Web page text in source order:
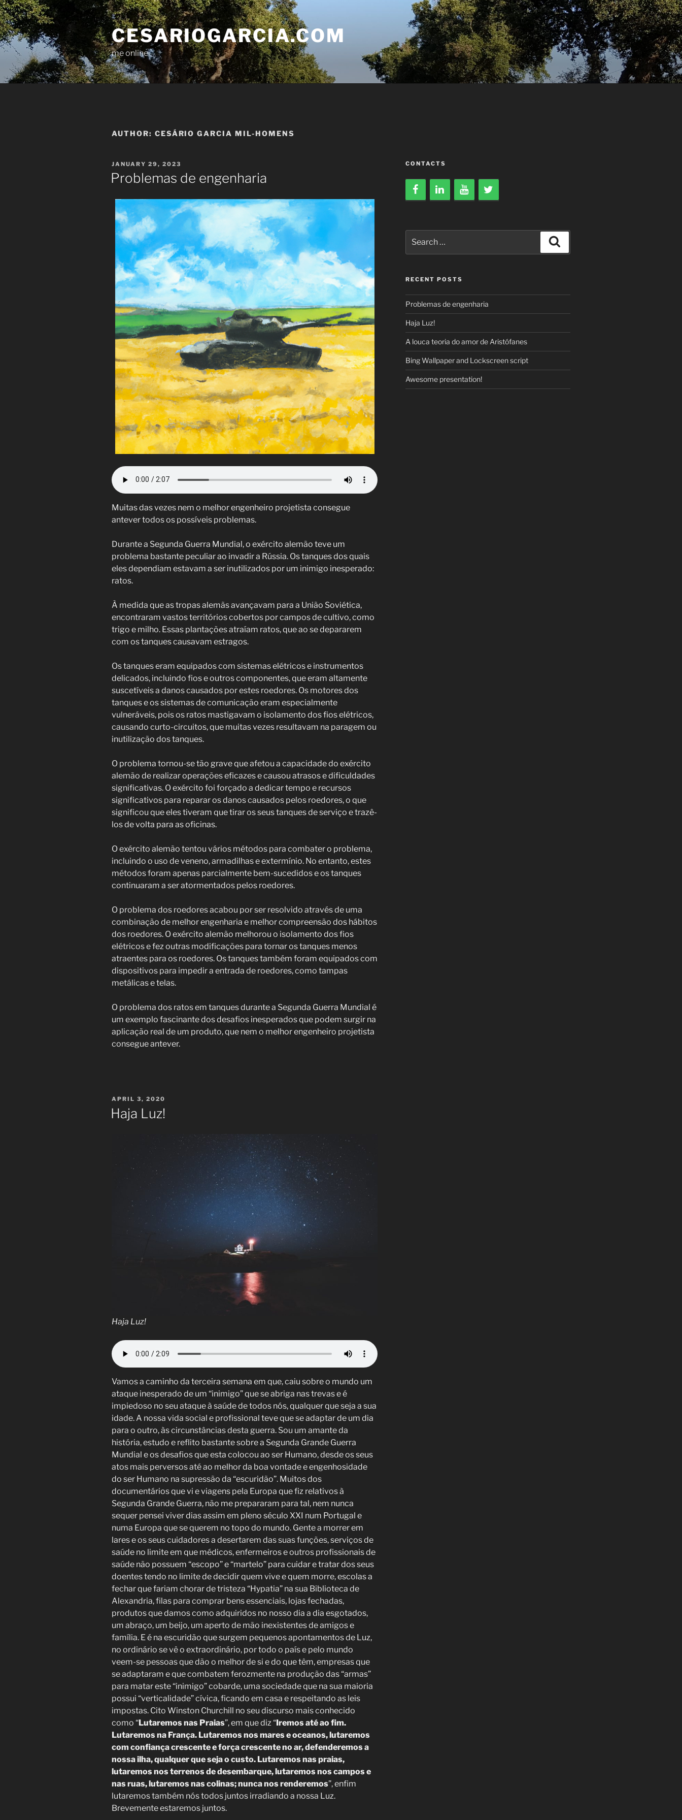
Skip
to
content
CESARIOGARCIA.COM
me online
AUTHOR: CESÁRIO GARCIA MIL-HOMENS
POSTED
ON
JANUARY 29, 2023
Problemas de engenharia
Muitas das vezes nem o melhor engenheiro projetista consegue
antever todos os possíveis problemas.
Durante a Segunda Guerra Mundial, o exército alemão teve um
problema bastante peculiar ao invadir a Rússia. Os tanques dos quais
eles dependiam estavam a ser inutilizados por um inimigo inesperado:
ratos.
À medida que as tropas alemãs avançavam para a União Soviética,
encontraram vastos territórios cobertos por campos de cultivo, como
trigo e milho. Essas plantações atraíam ratos, que ao se depararem
com os tanques causavam estragos.
Os tanques eram equipados com sistemas elétricos e instrumentos
delicados, incluindo fios e outros componentes, que eram altamente
suscetíveis a danos causados por estes roedores. Os motores dos
tanques e os sistemas de comunicação eram especialmente
vulneráveis, pois os ratos mastigavam o isolamento dos fios elétricos,
causando curto-circuitos, que muitas vezes resultavam na paragem ou
inutilização dos tanques.
O problema tornou-se tão grave que afetou a capacidade do exército
alemão de realizar operações eficazes e causou atrasos e dificuldades
significativas. O exército foi forçado a dedicar tempo e recursos
significativos para reparar os danos causados pelos roedores, o que
significou que eles tiveram que tirar os seus tanques de serviço e trazê-
los de volta para as oficinas.
O exército alemão tentou vários métodos para combater o problema,
incluindo o uso de veneno, armadilhas e extermínio. No entanto, estes
métodos foram apenas parcialmente bem-sucedidos e os tanques
continuaram a ser atormentados pelos roedores.
O problema dos roedores acabou por ser resolvido através de uma
combinação de melhor engenharia e melhor compreensão dos hábitos
dos roedores. O exército alemão melhorou o isolamento dos fios
elétricos e fez outras modificações para tornar os tanques menos
atraentes para os roedores. Os tanques também foram equipados com
dispositivos para impedir a entrada de roedores, como tampas
metálicas e telas.
O problema dos ratos em tanques durante a Segunda Guerra Mundial é
um exemplo fascinante dos desafios inesperados que podem surgir na
aplicação real de um produto, que nem o melhor engenheiro projetista
consegue antever.
POSTED
APRIL 3, 2020
Haja Luz!
Haja Luz!
Vamos a caminho da terceira semana em que, caiu sobre o mundo um
ataque inesperado de um “inimigo” que se abriga nas trevas e é
impiedoso no seu ataque à saúde de todos nós, qualquer que seja a sua
idade. A nossa vida social e profissional teve que se adaptar de um dia
para o outro, às circunstâncias desta guerra. Sou um amante da
história, estudo e reflito bastante sobre a Segunda Grande Guerra
Mundial e os desafios que esta colocou ao ser Humano, desde os seus
atos mais perversos até ao melhor da boa vontade e engenhosidade
do ser Humano na supressão da “escuridão”. Muitos dos
documentários que vi e viagens pela Europa que fiz relativos à
Segunda Grande Guerra, não me prepararam para tal, nem nunca
sequer pensei viver dias assim em pleno século XXI num Portugal e
numa Europa que se querem no topo do mundo. Gente a morrer em
lares e os seus cuidadores a desertarem das suas funções, serviços de
saúde no limite em que médicos, enfermeiros e outros profissionais de
saúde não possuem “escopo” e “martelo” para cuidar e tratar dos seus
doentes tendo no limite de decidir quem vive e quem morre, escolas a
fechar que fariam chorar de tristeza “Hypatia” na sua Biblioteca de
Alexandria, filas para comprar bens essenciais, lojas fechadas,
produtos que damos como adquiridos no nosso dia a dia esgotados,
um abraço, um beijo, um aperto de mão inexistentes de amigos e
família. E é na escuridão que surgem pequenos apontamentos de Luz,
no ordinário se vê o extraordinário, por todo o país e pelo mundo
veem-se pessoas que dão o melhor de si e do que têm, empresas que
se adaptaram e que combatem ferozmente na produção das “armas”
para matar este “inimigo” cobarde, uma sociedade que na sua maioria
possui “verticalidade” cívica, ficando em casa e respeitando as leis
impostas. Cito Winston Churchill no seu discurso mais conhecido
como “Lutaremos nas Praias”, em que diz “Iremos até ao fim.
Lutaremos na França. Lutaremos nos mares e oceanos, lutaremos
com confiança crescente e força crescente no ar, defenderemos a
nossa ilha, qualquer que seja o custo. Lutaremos nas praias,
lutaremos nos terrenos de desembarque, lutaremos nos campos e
nas ruas, lutaremos nas colinas; nunca nos renderemos”, enfim
lutaremos também nós todos juntos irradiando a nossa Luz.
Brevemente estaremos juntos.
CONTACTS
for:
RECENT POSTS
Problemas de engenharia
Haja Luz!
A louca teoria do amor de Aristófanes
Bing Wallpaper and Lockscreen script
Awesome presentation!